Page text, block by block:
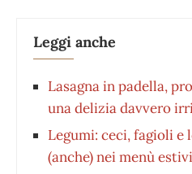
Leggi anche
Lasagna in padella,
una delizia davvero
Legumi: ceci, fagioli e
(anche) nei menù estivi